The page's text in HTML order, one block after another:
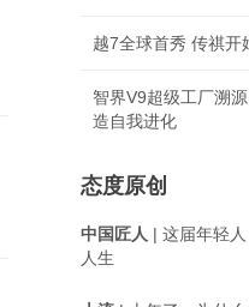
越7全球首秀 传祺开
智界V9超级工厂溯
造自我进化
态度原创
中国匠人 | 这届年轻
人生